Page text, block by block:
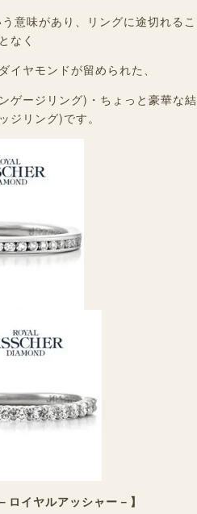
う意味があり、リングに途切れるこ
となく
イヤモンドが留められた、
ゲージリング)・ちょっと豪華な結
ジリング)です。
ロイヤルアッシャー－】